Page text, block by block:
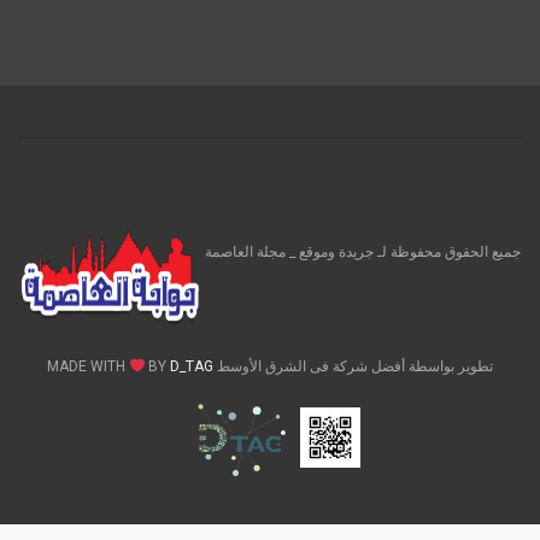
جميع الحقوق محفوظة لـ جريدة وموقع _ مجلة العاصمة
تطوير بواسطة أفضل شركة فى الشرق الأوسط MADE WITH BY D_TAG